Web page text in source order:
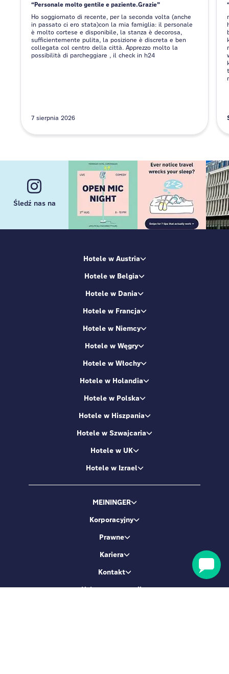
Personale molto gentile e paziente.Grazie
Ho soggiornato di recente, per la seconda volta (anche
in passato ci ero stata)con la mia famiglia: il personale
è molto cortese e disponibile, la stanza è decorosa,
sufficientemente pulita, la posizione è discreta e ben
collegata col centro della città. Apprezzo molto la
possibilità di parcheggiare , il check in h24
7 sierpnia 2026
Śledź nas na
Hotele w Austria
Hotele w Belgia
Hotele w Dania
Hotele w Francja
Hotele w Niemcy
Hotele w Węgry
Hotele w Włochy
Hotele w Holandia
Hotele w Polska
Hotele w Hiszpania
Hotele w Szwajcaria
Hotele w UK
Hotele w Izrael
MEININGER
Korporacyjny
Prawne
Kariera
Kontakt
Usługa rezerwacji